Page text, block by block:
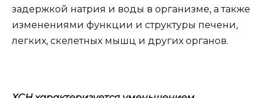
задержкой натрия и воды в организме, а также
изменениями функции и структуры печени,
легких, скелетных мышц и других органов.